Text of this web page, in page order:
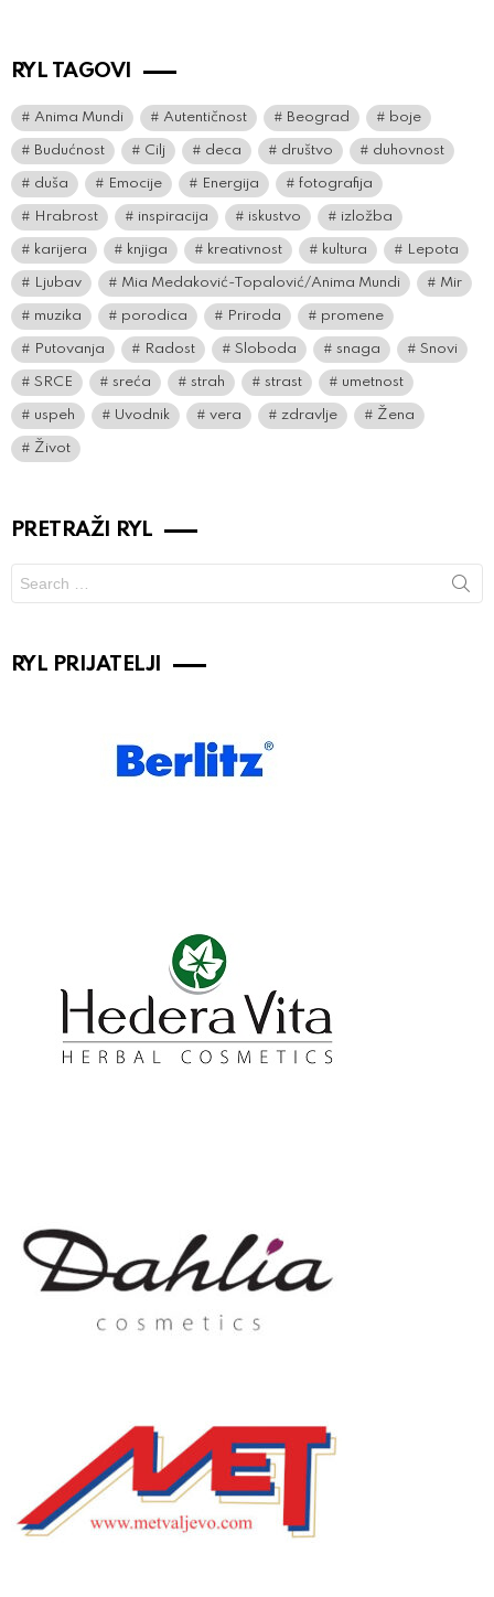
RYL TAGOVI
Anima Mundi Autentičnost Beograd boje
Budućnost Cilj deca društvo duhovnost
duša Emocije Energija fotografija
Hrabrost inspiracija iskustvo izložba
karijera knjiga kreativnost kultura Lepota
Ljubav Mia Medaković-Topalović/Anima Mundi Mir
muzika porodica Priroda promene
Putovanja Radost Sloboda snaga Snovi
SRCE sreća strah strast umetnost
uspeh Uvodnik vera zdravlje Žena
Život
PRETRAŽI RYL
for:
RYL PRIJATELJI